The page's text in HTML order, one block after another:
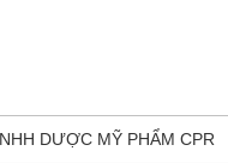
DƯỢC MỸ PHẨM CPR